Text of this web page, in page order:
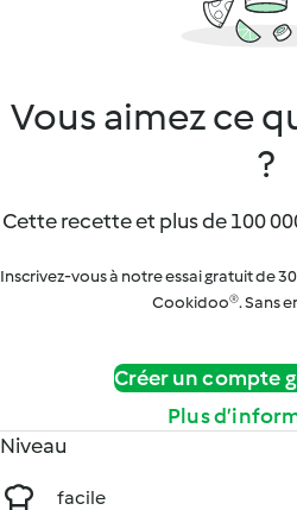
Vous aimez ce
?
Cette recette et plus de 100
Inscrivez-vous à notre essai gratuit de
Cookidoo®. Sans
Créer un compte
Plus
Niveau
facile